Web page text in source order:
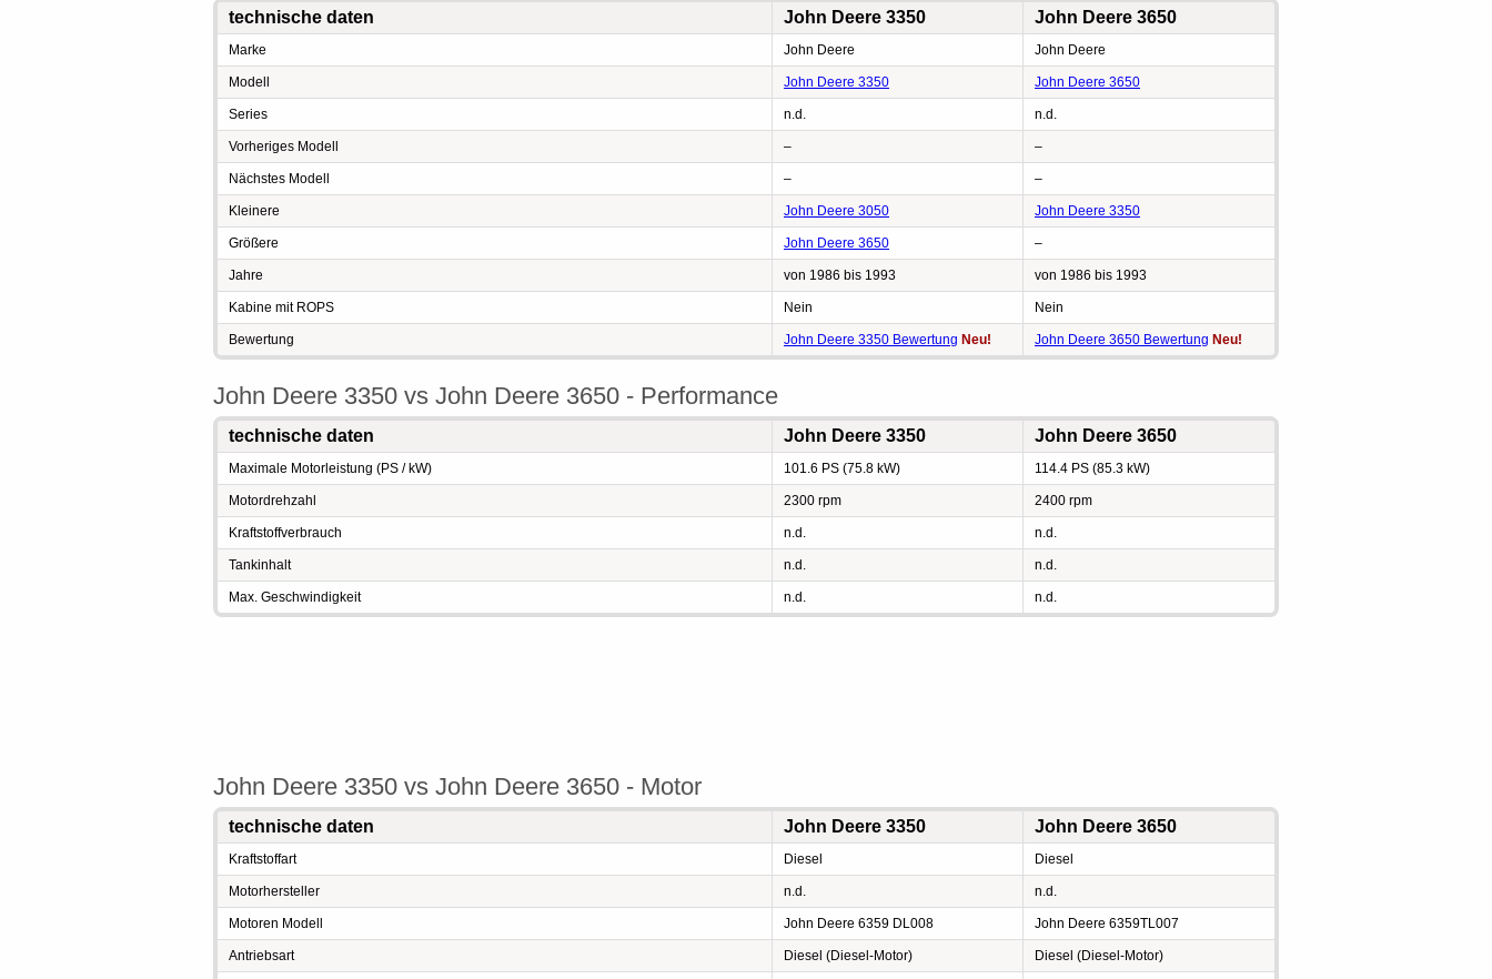
technische daten John Deere 3350 John Deere 3650
Marke John Deere John Deere
Modell John Deere 3350 John Deere 3650
Series n.d. n.d.
Vorheriges Modell – –
Nächstes Modell – –
Kleinere John Deere 3050 John Deere 3350
Größere John Deere 3650 –
Jahre von 1986 bis 1993 von 1986 bis 1993
Kabine mit ROPS Nein Nein
Bewertung John Deere 3350 Bewertung Neu! John Deere 3650 Bewertung Neu!
John Deere 3350 vs John Deere 3650 - Performance
technische daten John Deere 3350 John Deere 3650
Maximale Motorleistung (PS / kW) 101.6 PS (75.8 kW) 114.4 PS (85.3 kW)
Motordrehzahl 2300 rpm 2400 rpm
Kraftstoffverbrauch n.d. n.d.
Tankinhalt n.d. n.d.
Max. Geschwindigkeit n.d. n.d.
John Deere 3350 vs John Deere 3650 - Motor
technische daten John Deere 3350 John Deere 3650
Kraftstoffart Diesel Diesel
Motorhersteller n.d. n.d.
Motoren Modell John Deere 6359 DL008 John Deere 6359TL007
Antriebsart Diesel (Diesel-Motor) Diesel (Diesel-Motor)